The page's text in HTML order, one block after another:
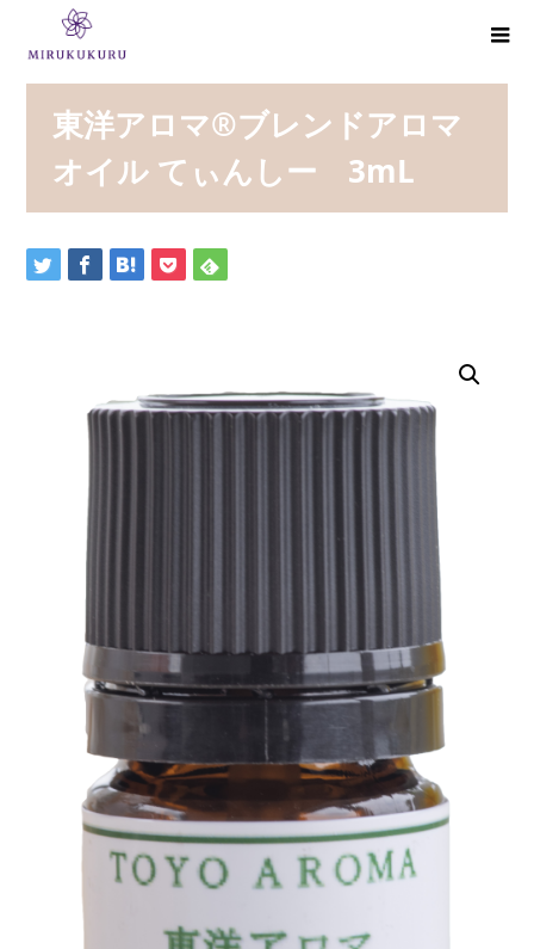
東洋アロマ®ブレンドアロマ
オイル てぃんしー 3mL